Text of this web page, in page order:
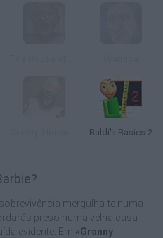
Baldi's Basics 2
mergulha-te numa
preso numa velha casa
evidente. Em «Granny